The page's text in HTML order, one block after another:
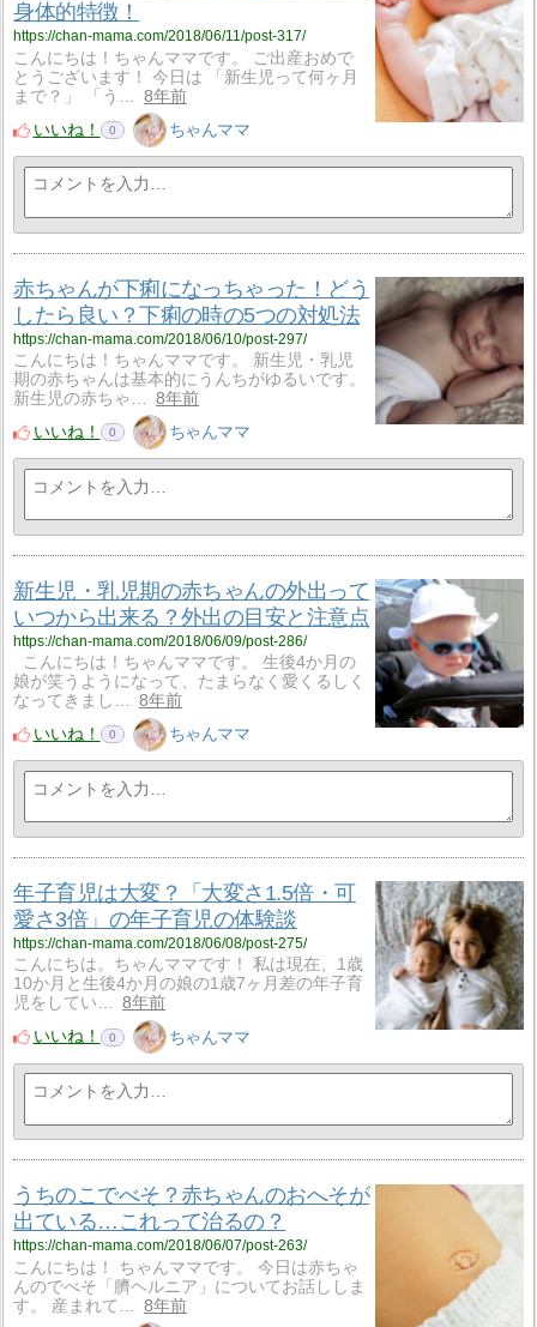
身体的特徴！
https://chan-mama.com/2018/06/11/post-317/
こんにちは！ちゃんママです。 ご出産おめで
とうございます！ 今日は 「新生児って何ヶ月
まで？」 「う…
8年前
いいね！
0 ちゃんママ
赤ちゃんが下痢になっちゃった！どう
したら良い？下痢の時の5つの対処法
https://chan-mama.com/2018/06/10/post-297/
こんにちは！ちゃんママです。 新生児・乳児
期の赤ちゃんは基本的にうんちがゆるいです。
新生児の赤ちゃ…
8年前
いいね！
0 ちゃんママ
新生児・乳児期の赤ちゃんの外出って
いつから出来る？外出の目安と注意点
https://chan-mama.com/2018/06/09/post-286/
こんにちは！ちゃんママです。 生後4か月の
娘が笑うようになって、たまらなく愛くるしく
なってきまし…
8年前
いいね！
0 ちゃんママ
年子育児は大変？「大変さ1.5倍・可
愛さ3倍」の年子育児の体験談
https://chan-mama.com/2018/06/08/post-275/
こんにちは。ちゃんママです！ 私は現在、1歳
10か月と生後4か月の娘の1歳7ヶ月差の年子育
児をしてい…
8年前
いいね！
0 ちゃんママ
うちのこでべそ？赤ちゃんのおへそが
出ている…これって治るの？
https://chan-mama.com/2018/06/07/post-263/
こんにちは！ ちゃんママです。 今日は赤ちゃ
んのでべそ「臍ヘルニア」についてお話ししま
す。 産まれて…
8年前